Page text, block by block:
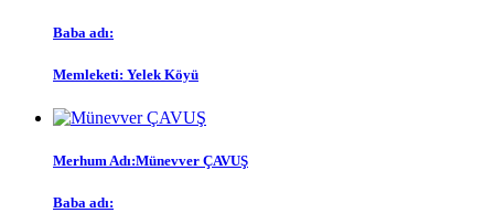
Baba adı:
Memleketi: Yelek Köyü
Merhum Adı:Münevver ÇAVUŞ
Baba adı: